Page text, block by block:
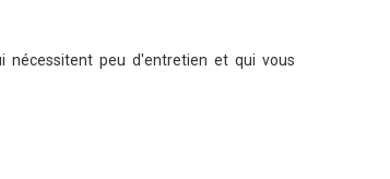
nécessitent peu d'entretien et qui vous